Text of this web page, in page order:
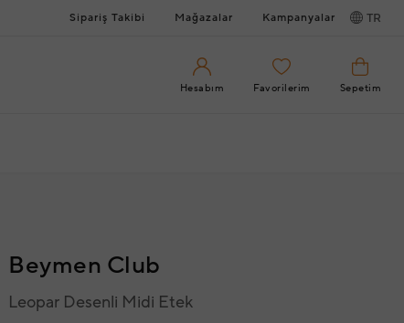
Sipariş Takibi Mağazalar Kampanyalar TR
Hesabım Favorilerim Sepetim
Beymen Club
Leopar Desenli Midi Etek